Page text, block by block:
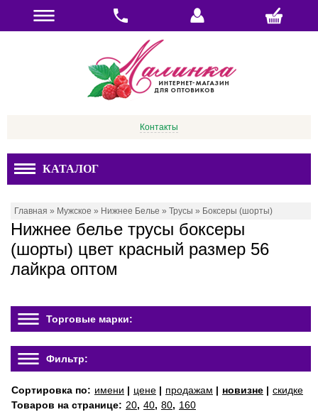
Контакты
КАТАЛОГ
Главная » Мужское » Нижнее Белье » Трусы » Боксеры (шорты)
Нижнее белье трусы боксеры
(шорты) цвет красный размер 56
лайкра оптом
Торговые марки:
Фильтр:
Сортировка по: имени | цене | продажам | новизне | скидке
Товаров на странице: 20, 40, 80, 160